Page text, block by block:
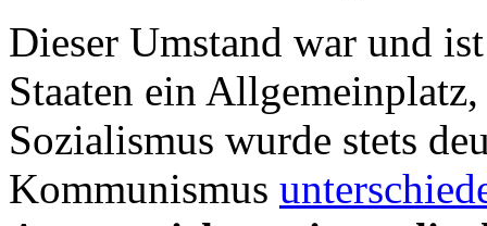
Dieser Umstand war und
Staaten ein
Sozialismus wurde stets
Kommunismus